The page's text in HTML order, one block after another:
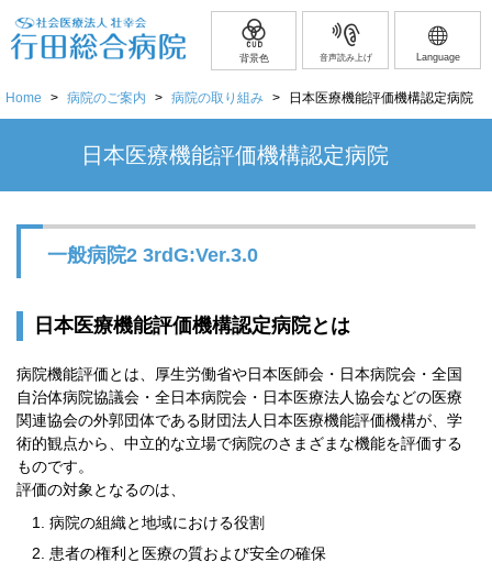
背景色 音声読み上げ Language
Home > 病院のご案内 > 病院の取り組み > 日本医療機能評価機構認定病院
日本医療機能評価機構認定病院
一般病院2 3rdG:Ver.3.0
日本医療機能評価機構認定病院とは
病院機能評価とは、厚生労働省や日本医師会・日本病院会・全国
自治体病院協議会・全日本病院会・日本医療法人協会などの医療
関連協会の外郭団体である財団法人日本医療機能評価機構が、学
術的観点から、中立的な立場で病院のさまざまな機能を評価する
ものです。
評価の対象となるのは、
病院の組織と地域における役割
患者の権利と医療の質および安全の確保